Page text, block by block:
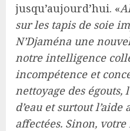
jusqu’aujourd’hui. «
sur les tapis de soie
N’Djaména une
notre intelligence
incompétence et
nettoyage des égouts,
d’eau et surtout
affectées. Sinon,